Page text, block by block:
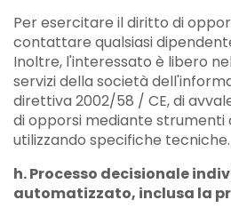
Per esercitare il diritto di
contattare qualsiasi
Inoltre, l'interessato è libero
servizi della società
direttiva 2002/58 / CE, di
di opporsi mediante strumenti
utilizzando specifiche tecniche.
h. Processo decisionale
automatizzato, inclusa la